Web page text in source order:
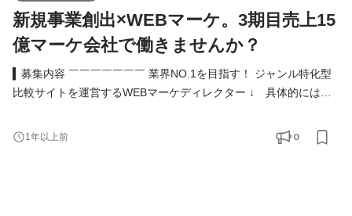
新規事業創出×WEBマーケ。3期目売上15
億マーケ会社で働きませんか？
▍募集内容 ￣￣￣￣￣￣￣ 業界NO.1を目指す！ ジャンル特化型
比較サイトを運営するWEBマーケディレクター ↓ 具体的にはこ
商品撮影 ・心を動かす言葉を生み出す：コピーライティング ・デ
ータ×創造力で売上を加速：広告運用・分析 ・ブランドの世界観
1年以上前 0